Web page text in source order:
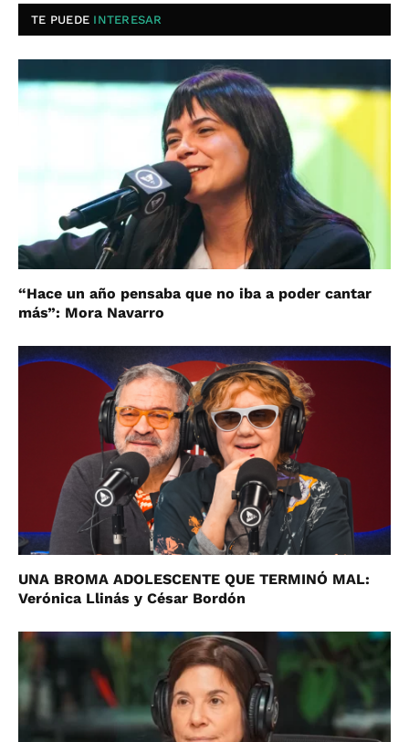
TE PUEDE INTERESAR
“Hace un año pensaba que no iba a poder cantar
más”: Mora Navarro
UNA BROMA ADOLESCENTE QUE TERMINÓ MAL:
Verónica Llinás y César Bordón